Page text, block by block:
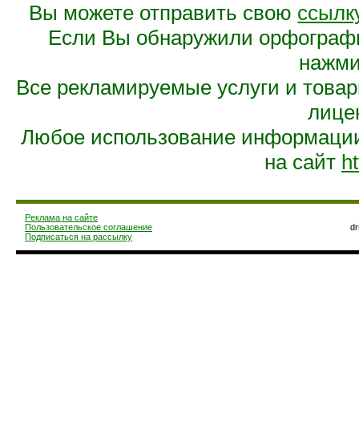
Вы можете отправить свою
Если Вы обнаружили
Все рекламируемые услуги и
Любое использование
на сайт
Реклама на сайте
Пользовательское соглашение
Подписаться на рассылку